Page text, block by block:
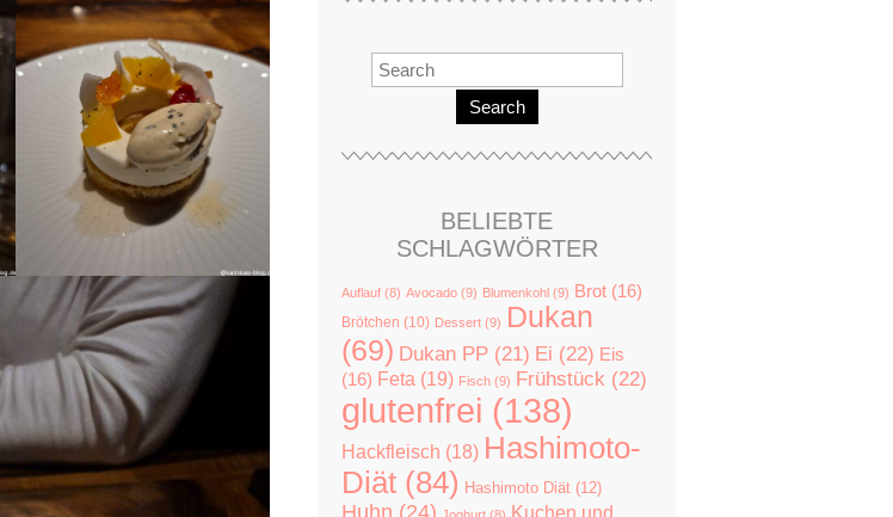
Search
BELIEBTE
SCHLAGWÖRTER
Auflauf (8) Avocado (9) Blumenkohl (9) Brot (16)
Brötchen (10) Dessert (9) Dukan
(69) Dukan PP (21) Ei (22) Eis
(16) Feta (19) Fisch (9) Frühstück (22)
glutenfrei (138)
Hackfleisch (18) Hashimoto-
Diät (84) Hashimoto Diät (12)
Huhn (24)
Kuchen und